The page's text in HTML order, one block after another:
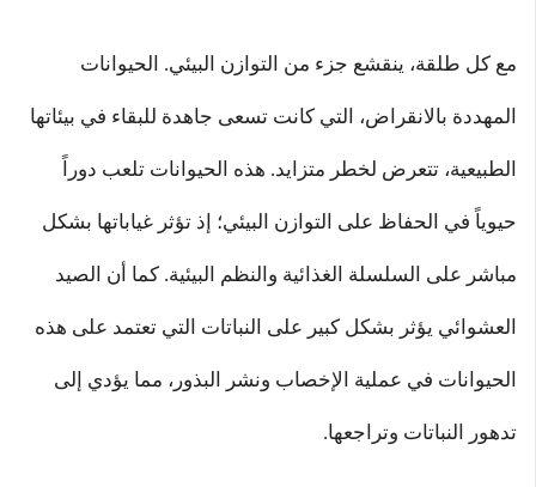
مع كل طلقة، ينقشع جزء من التوازن البيئي. الحيوانات
المهددة بالانقراض، التي كانت تسعى جاهدة للبقاء في بيئاتها
الطبيعية، تتعرض لخطر متزايد. هذه الحيوانات تلعب دوراً
حيوياً في الحفاظ على التوازن البيئي؛ إذ تؤثر غياباتها بشكل
مباشر على السلسلة الغذائية والنظم البيئية. كما أن الصيد
العشوائي يؤثر بشكل كبير على النباتات التي تعتمد على هذه
الحيوانات في عملية الإخصاب ونشر البذور، مما يؤدي إلى
تدهور النباتات وتراجعها.